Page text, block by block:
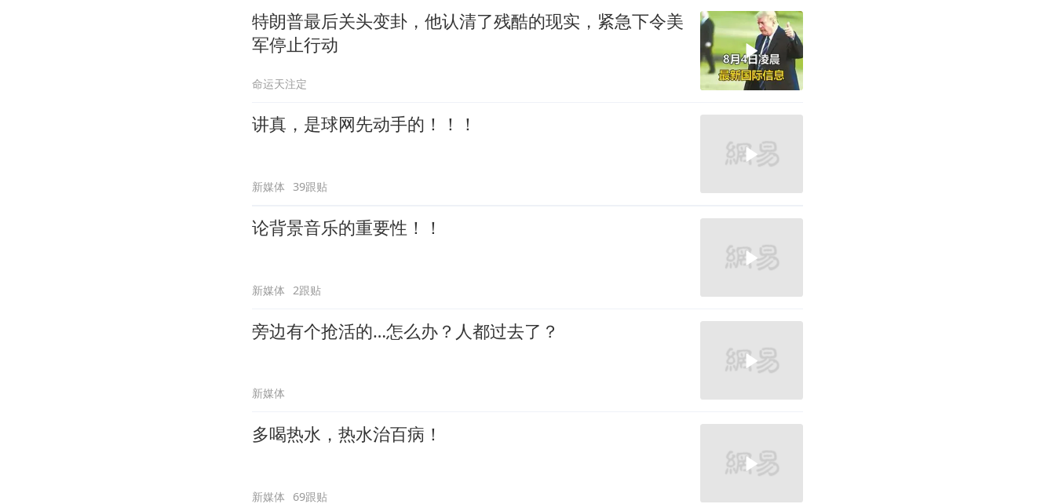
特朗普最后关头变卦，他认清了残酷的现实，紧急下令美
军停止行动
命运天注定
讲真，是球网先动手的！！！
新媒体 39跟贴
论背景音乐的重要性！！
新媒体 2跟贴
旁边有个抢活的…怎么办？人都过去了？
新媒体
多喝热水，热水治百病！
新媒体 69跟贴